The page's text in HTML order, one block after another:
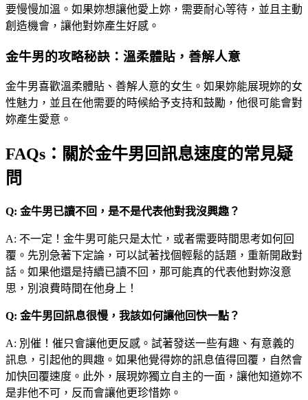
要慢慢加溫。如果妳想讓他愛上妳，需要耐心等待，並且主動
創造機會，讓他對妳產生好感。
金牛男的攻略秘訣：溫柔體貼，善解人意
金牛男喜歡溫柔體貼、善解人意的女生。如果妳能展現妳的女
性魅力，並且在他需要的時候給予支持和鼓勵，他很可能會對
妳產生愛意。
FAQs：關於金牛男回訊息速度的常見疑
問
Q: 金牛男已讀不回，是不是代表他對我沒興趣？
A: 不一定！金牛男可能只是太忙，或者需要時間思考如何回
覆。先別急著下定論，可以試著找個輕鬆的話題，重新開啟對
話。如果他還是持續已讀不回，那可能真的代表他對妳沒意
思，別浪費時間在他身上！
Q: 金牛男回訊息很慢，我該如何讓他回快一點？
A: 別催！催只會讓他更反感。試著發送一些有趣、有意義的
訊息，引起他的興趣。如果他覺得妳的訊息值得回覆，自然會
加快回覆速度。此外，展現妳獨立自主的一面，讓他知道妳不
是非他不可，反而會讓他更珍惜妳。